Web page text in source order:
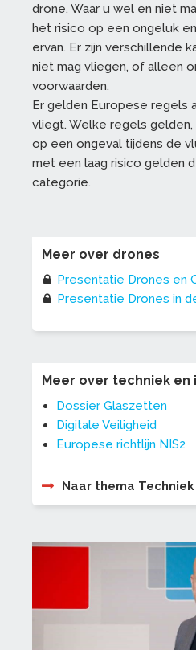
drone. Waar u wel en niet
het risico op een ongeluk
ervan. Er zijn verschillende
niet mag vliegen, of alleen
voorwaarden.
Er gelden Europese regels
vliegt. Welke regels gelden,
op een ongeval tijdens de
met een laag risico gelden
categorie.
Meer over drones
Presentatie Drones en
Presentatie Drones in
Meer over techniek en
Dossier Glaszetten
Digitale Veiligheid
Europese richtlijn NIS2
Naar thema